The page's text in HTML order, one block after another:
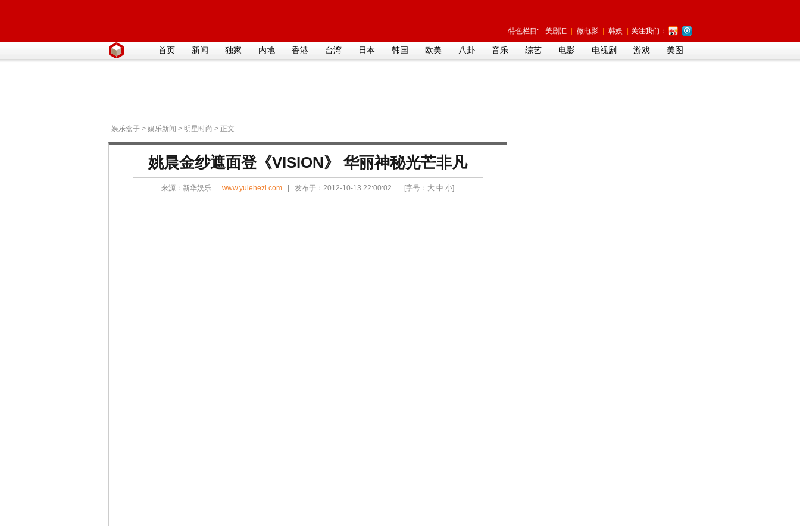
特色栏目: 美剧汇 微电影 韩娱 关注我们：
首页 新闻 独家 内地 香港 台湾 日本 韩国 欧美 八卦 音乐 综艺 电影 电视剧 游戏 美图
娱乐盒子 > 娱乐新闻 > 明星时尚 > 正文
姚晨金纱遮面登《VISION》 华丽神秘光芒非凡
来源： 新华娱乐 www.yulehezi.com | 发布于：2012-10-13 22:00:02 [字号： 大 中 小]